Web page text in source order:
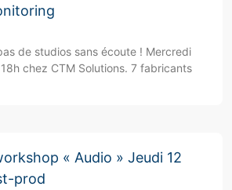
de studios sans écoute ! Mercredi
chez CTM Solutions. 7 fabricants
« Audio » Jeudi 12
prod